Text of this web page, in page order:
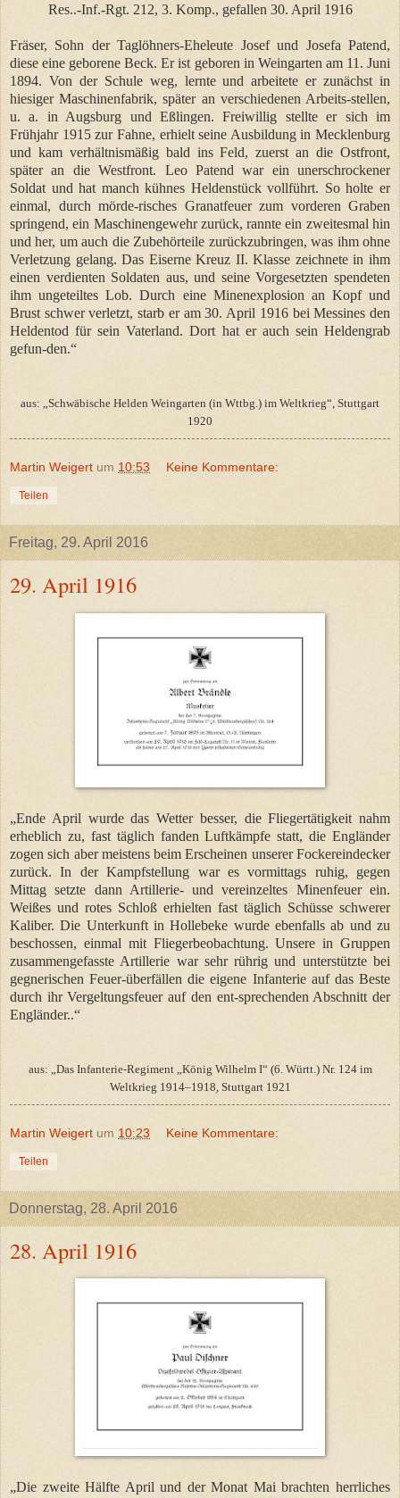
Res..-Inf.-Rgt. 212, 3. Komp., gefallen 30. April 1916
Fräser, Sohn der Taglöhners-Eheleute Josef und Josefa Patend,
diese eine geborene Beck. Er ist geboren in Weingarten am 11. Juni
1894. Von der Schule weg, lernte und arbeitete er zunächst in
hiesiger Maschinenfabrik, später an verschiedenen Arbeits-stellen,
u. a. in Augsburg und Eßlingen. Freiwillig stellte er sich im
Frühjahr 1915 zur Fahne, erhielt seine Ausbildung in Mecklenburg
und kam verhältnismäßig bald ins Feld, zuerst an die Ostfront,
später an die Westfront. Leo Patend war ein unerschrockener
Soldat und hat manch kühnes Heldenstück vollführt. So holte er
einmal, durch mörde-risches Granatfeuer zum vorderen Graben
springend, ein Maschinengewehr zurück, rannte ein zweitesmal hin
und her, um auch die Zubehörteile zurückzubringen, was ihm ohne
Verletzung gelang. Das Eiserne Kreuz II. Klasse zeichnete in ihm
einen verdienten Soldaten aus, und seine Vorgesetzten spendeten
ihm ungeteiltes Lob. Durch eine Minenexplosion an Kopf und
Brust schwer verletzt, starb er am 30. April 1916 bei Messines den
Heldentod für sein Vaterland. Dort hat er auch sein Heldengrab
gefun-den.“
aus: „Schwäbische Helden Weingarten (in Wttbg.) im Weltkrieg“, Stuttgart
1920
Martin Weigert um 10:53 Keine Kommentare:
Teilen
Freitag, 29. April 2016
29. April 1916
„Ende April wurde das Wetter besser, die Fliegertätigkeit nahm
erheblich zu, fast täglich fanden Luftkämpfe statt, die Engländer
zogen sich aber meistens beim Erscheinen unserer Fockereindecker
zurück. In der Kampfstellung war es vormittags ruhig, gegen
Mittag setzte dann Artillerie- und vereinzeltes Minenfeuer ein.
Weißes und rotes Schloß erhielten fast täglich Schüsse schwerer
Kaliber. Die Unterkunft in Hollebeke wurde ebenfalls ab und zu
beschossen, einmal mit Fliegerbeobachtung. Unsere in Gruppen
zusammengefasste Artillerie war sehr rührig und unterstützte bei
gegnerischen Feuer-überfällen die eigene Infanterie auf das Beste
durch ihr Vergeltungsfeuer auf den ent-sprechenden Abschnitt der
Engländer..“
aus: „Das Infanterie-Regiment „König Wilhelm I“ (6. Württ.) Nr. 124 im
Weltkrieg 1914–1918ׅ, Stuttgart 1921
Martin Weigert um 10:23 Keine Kommentare:
Teilen
Donnerstag, 28. April 2016
28. April 1916
„Die zweite Hälfte April und der Monat Mai brachten herrliches